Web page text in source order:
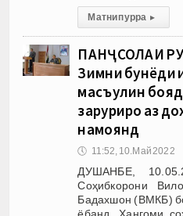
Матни пурра ▸
ПАНҶСОЛАИ
Зимни бунёди
масъулин
заруриро аз
намоянд
🕔 11:52, 10.Май 2022
ДУШАНБЕ,
Соҳибкорони
Бадахшон (ВМКБ)